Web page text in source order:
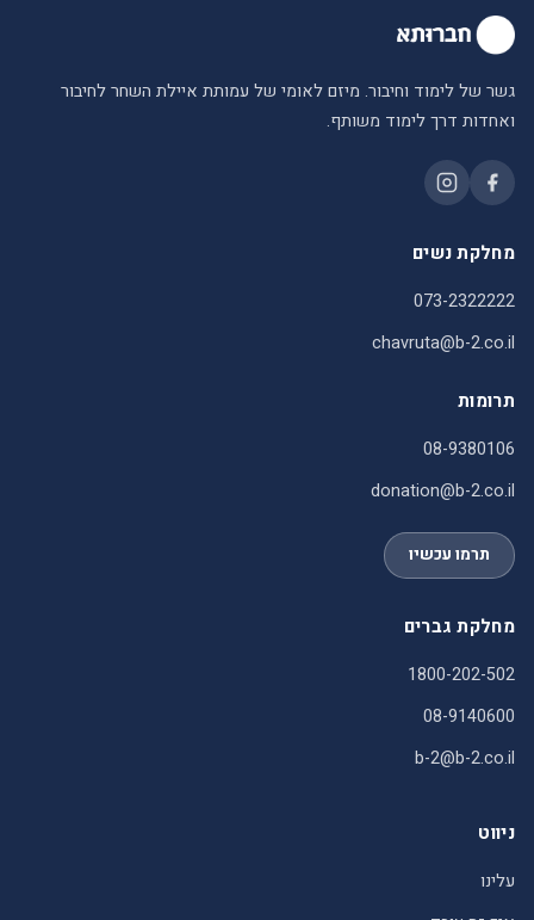
גשר של לימוד וחיבור. מיזם לאומי של עמותת איילת השחר לחיבור
ואחדות דרך לימוד משותף.
מחלקת נשים
073-2322222
chavruta@b-2.co.il
תרומות
08-9380106
donation@b-2.co.il
תרמו עכשיו
מחלקת גברים
1800-202-502
08-9140600
b-2@b-2.co.il
ניווט
עלינו